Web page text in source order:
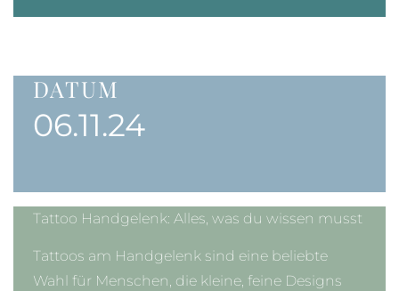
DATUM
06.11.24
Tattoo Handgelenk: Alles, was du wissen musst
Tattoos am Handgelenk sind eine beliebte
Wahl für Menschen, die kleine, feine Designs